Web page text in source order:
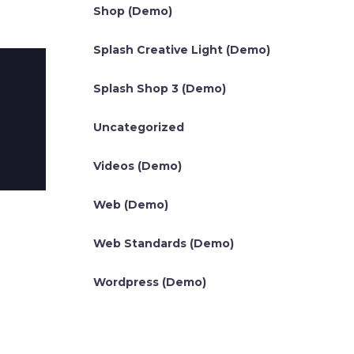
Shop (Demo)
Splash Creative Light (Demo)
Splash Shop 3 (Demo)
Uncategorized
Videos (Demo)
Web (Demo)
Web Standards (Demo)
Wordpress (Demo)